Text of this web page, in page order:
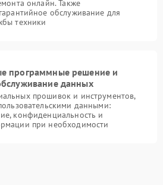
онлайн. Также
обслуживание для
техники
программные решение и
данных
прошивок и инструментов,
данными:
конфиденциальность и
при необходимости